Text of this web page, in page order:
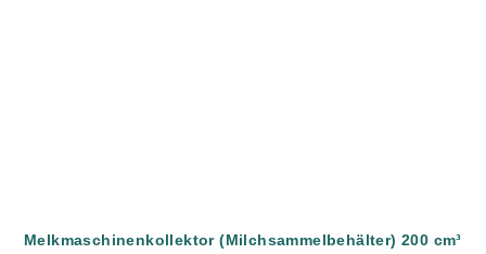
Melkmaschinenkollektor (Milchsammelbehälter) 200 cm³